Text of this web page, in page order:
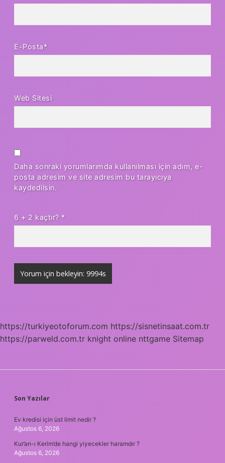
E-Posta*
Web Sitesi
Daha sonraki yorumlarımda kullanılması için adım, e-
posta adresim ve site adresim bu tarayıcıya
kaydedilsin.
6 + 2 kaçtır? *
https://turkiyeotoforum.com https://sisnetinsaat.com.tr
https://parweld.com.tr knight online nttgame Sitemap
SIDEBAR
Son Yazılar
Ev kredisi için üst limit nedir ?
Ağustos 6, 2026
Kur’an-ı Kerim’de hangi yiyecekler haramdır ?
Ağustos 6, 2026